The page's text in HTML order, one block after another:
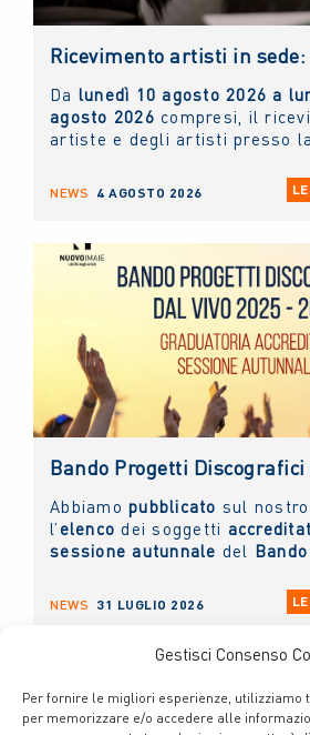
Gestisci Consenso
Per fornire le migliori esperienze, utilizziamo
per memorizzare e/o accedere alle
Da lunedì 10 agosto 2026 a
agosto 2026 compresi, il
artiste e degli artisti presso
esclusivamente tramite
lo desidera può scrivere
il motivo della richiesta di
NEWS 4 AGOSTO 2026
Abbiamo pubblicato sul
l’ elenco dei soggetti
sessione autunnale del
2025 - 2026.
NEWS 31 LUGLIO 2026